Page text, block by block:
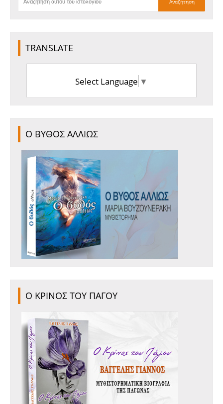
TRANSLATE
Select Language ▼
Ο ΒΥΘΟΣ ΑΛΛΙΩΣ
Ο ΚΡΙΝΟΣ ΤΟΥ ΠΑΓΟΥ